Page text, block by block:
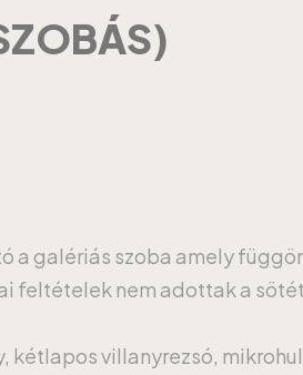
galériás szoba amely
feltételek nem adottak a
villanyrezsó,